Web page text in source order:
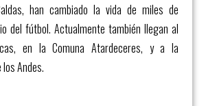
han cambiado la vida de miles de
del fútbol. Actualmente también llegan al
en la Comuna Atardeceres, y a la
los Andes.